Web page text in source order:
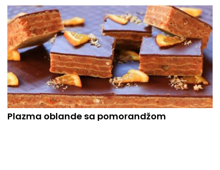
Plazma oblande sa pomorandžom